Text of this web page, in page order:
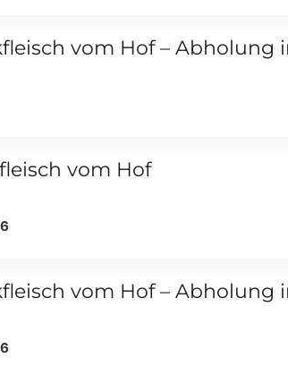
vom Hof – Abholung
vom Hof
vom Hof – Abholung